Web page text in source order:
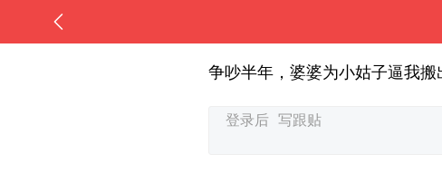
争吵半年，婆婆为小姑子逼我